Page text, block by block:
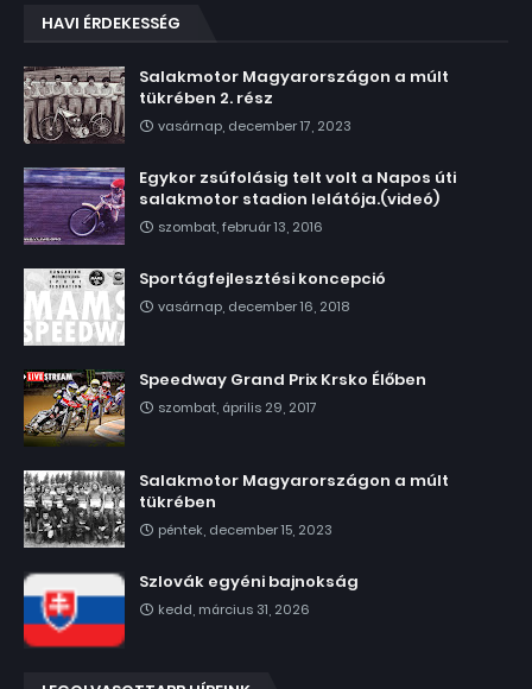
HAVI ÉRDEKESSÉG
Salakmotor Magyarországon a múlt
tükrében 2. rész
vasárnap, december 17, 2023
Egykor zsúfolásig telt volt a Napos úti
salakmotor stadion lelátója.(videó)
szombat, február 13, 2016
Sportágfejlesztési koncepció
vasárnap, december 16, 2018
Speedway Grand Prix Krsko Élőben
szombat, április 29, 2017
Salakmotor Magyarországon a múlt
tükrében
péntek, december 15, 2023
Szlovák egyéni bajnokság
kedd, március 31, 2026